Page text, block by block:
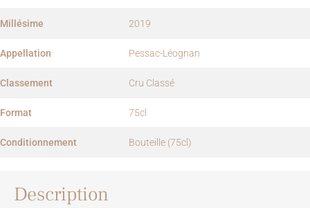
Description
Millésime 2019
Appellation Pessac-Léognan
Classement Cru Classé
Format 75cl
Conditionnement Bouteille (75cl)